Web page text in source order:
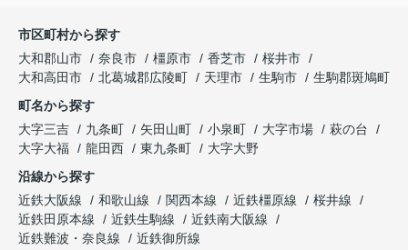
市区町村から探す
大和郡山市
奈良市 橿原市 香芝市
桜井市
大和高田市
北葛城郡広陵町 天理市 生駒市
生駒郡斑鳩町
町名から探す
大字三吉
九条町 矢田山町 小泉町 大字市場
萩の台
大字大福
龍田西 東九条町
大字大野
沿線から探す
近鉄大阪線
和歌山線 関西本線 近鉄橿原線
桜井線
近鉄田原本線
近鉄生駒線
近鉄南大阪線
近鉄難波・奈良線
近鉄御所線